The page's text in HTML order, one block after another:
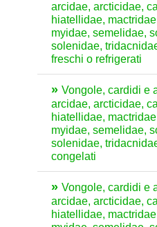
arcidae, arcticidae,
hiatellidae,
myidae, semelidae,
solenidae,
freschi o refrigerati
Vongole, cardidi e
arcidae, arcticidae,
hiatellidae,
myidae, semelidae,
solenidae,
congelati
Vongole, cardidi e
arcidae, arcticidae,
hiatellidae,